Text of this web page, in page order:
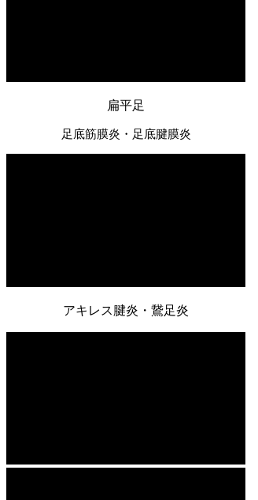
扁平足
足底筋膜炎・足底腱膜炎
アキレス腱炎・鵞足炎